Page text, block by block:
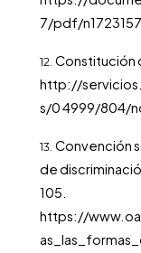
7/pdf/
Constitución
http://
s/04999/804/
Convención
de
105.
https://